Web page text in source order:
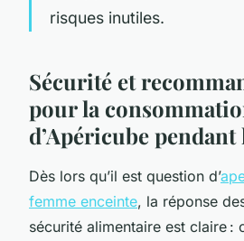
risques inutiles.
Sécurité et
pour la
d’Apéricube pendant
Dès lors qu’il est question d’
femme enceinte, la réponse
sécurité alimentaire est claire :